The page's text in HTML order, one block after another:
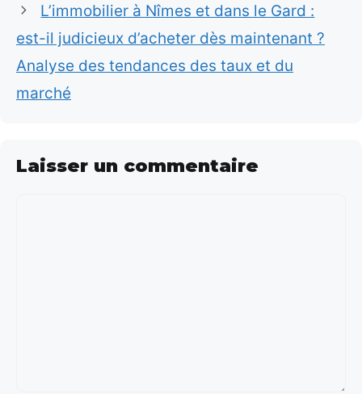
L’immobilier à Nîmes et dans le Gard :
est-il judicieux d’acheter dès maintenant ?
Analyse des tendances des taux et du
marché
Laisser un commentaire